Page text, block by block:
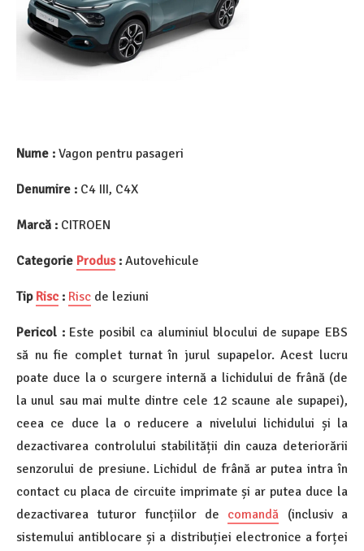
Nume : Vagon pentru pasageri
Denumire : C4 III, C4X
Marcă : CITROEN
Categorie Produs: Autovehicule
Tip Risc : Risc de leziuni
Pericol : Este posibil ca aluminiul blocului de supape EBS
să nu fie complet turnat în jurul supapelor. Acest lucru
poate duce la o scurgere internă a lichidului de frână (de
la unul sau mai multe dintre cele 12 scaune ale supapei),
ceea ce duce la o reducere a nivelului lichidului și la
dezactivarea controlului stabilității din cauza deteriorării
senzorului de presiune. Lichidul de frână ar putea intra în
contact cu placa de circuite imprimate și ar putea duce la
dezactivarea tuturor funcțiilor de comandă (inclusiv a
sistemului antiblocare și a distribuției electronice a forței